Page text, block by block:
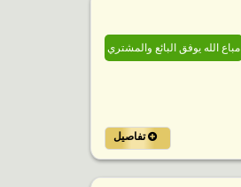
مباع الله يوفق البائع والمشتري
تفاصيل